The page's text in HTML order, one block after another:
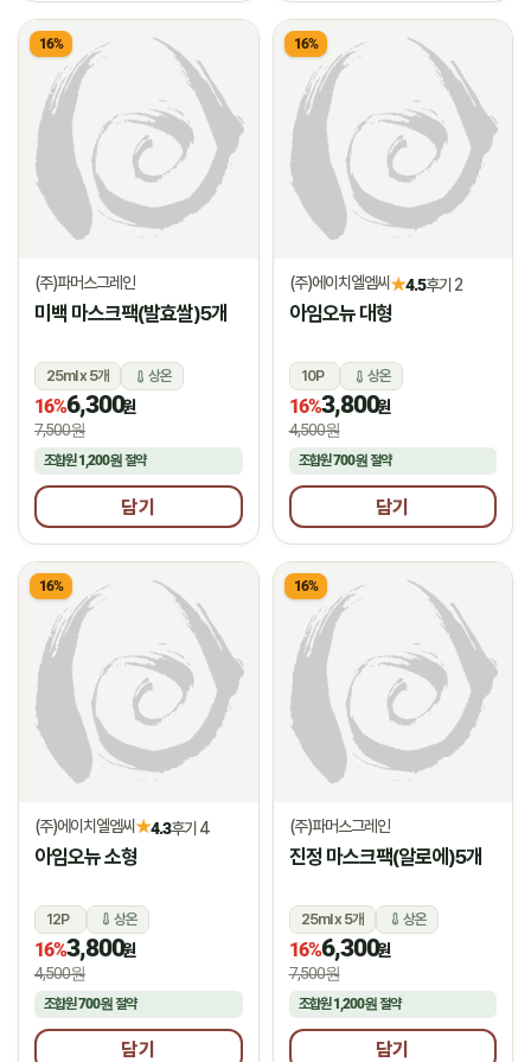
16%
(주)파머스그레인
미백 마스크팩(발효쌀)5개
25ml x 5개 상온
16%6,300원
7,500원
조합원1,200원 절약
담기
16%
(주)에이치엘엠씨★4.5후기 2
아임오뉴 대형
10P 상온
16%3,800원
4,500원
조합원700원절약
담기
16%
(주)에이치엘엠씨★4.3후기 4
아임오뉴 소형
12P 상온
16%3,800원
4,500원
조합원700원 절약
담기
16%
(주)파머스그레인
진정 마스크팩(알로에)5개
25ml x 5개 상온
16%6,300원
7,500원
조합원1,200원절약
담기